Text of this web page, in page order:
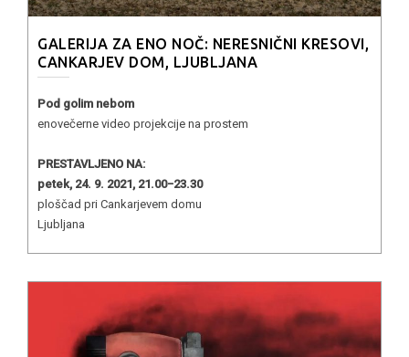
GALERIJA ZA ENO NOČ: NERESNIČNI KRESOVI,
CANKARJEV DOM, LJUBLJANA
Pod golim nebom
enovečerne video projekcije na prostem
PRESTAVLJENO NA:
petek, 24. 9. 2021, 21.00−23.30
ploščad pri Cankarjevem domu
Ljubljana